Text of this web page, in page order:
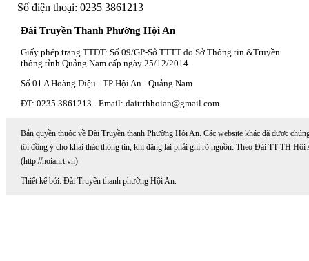
Số điện thoại: 0235 3861213
Đài Truyền Thanh Phường Hội An
Giấy phép trang TTĐT: Số 09/GP-Sở TTTT do Sở Thông tin &Truyền
thông tỉnh Quảng Nam cấp ngày 25/12/2014
Số 01 A Hoàng Diệu - TP Hội An - Quảng Nam
ĐT: 0235 3861213 - Email: daittthhoian@gmail.com
Bản quyền thuộc về Đài Truyền thanh Phường Hội An. Các website khác đã được
tôi đồng ý cho khai thác thông tin, khi đăng lại phải ghi rõ nguồn: Theo Đài TT-TH Hội
(http://hoianrt.vn)
Thiết kế bởi: Đài Truyền thanh phường Hội An.